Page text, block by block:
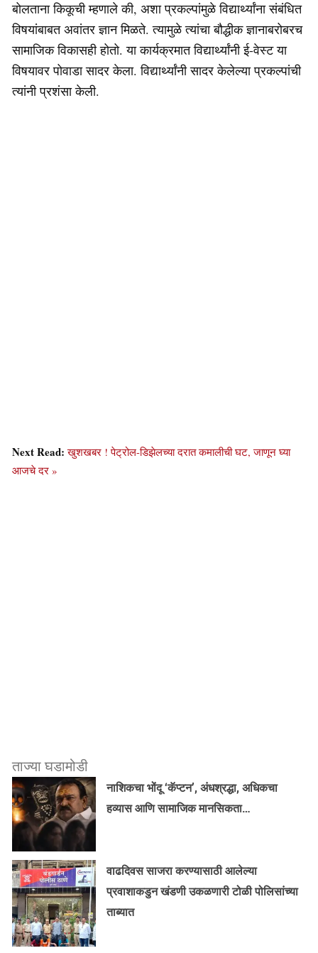
बोलताना किकूची म्हणाले की, अशा प्रकल्पांमुळे विद्यार्थ्यांना संबंधित
विषयांबाबत अवांतर ज्ञान मिळते. त्यामुळे त्यांचा बौद्धीक ज्ञानाबरोबरच
सामाजिक विकासही होतो. या कार्यक्रमात विद्यार्थ्यांनी ई-वेस्ट या
विषयावर पोवाडा सादर केला. विद्यार्थ्यांनी सादर केलेल्या प्रकल्पांची
त्यांनी प्रशंसा केली.
Next Read:खुशखबर ! पेट्रोल-डिझेलच्या दरात कमालीची घट, जाणून घ्या
आजचे दर »
ताज्या घडामोडी
नाशिकचा भोंदू ‘कॅप्टन’, अंधश्रद्धा, अधिकचा
हव्यास आणि सामाजिक मानसिकता…
वाढदिवस साजरा करण्यासाठी आलेल्या
प्रवाशाकडुन खंडणी उकळणारी टोळी पोलिसांच्या
ताब्यात